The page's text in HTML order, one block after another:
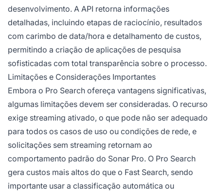
desenvolvimento. A API retorna informações
detalhadas, incluindo etapas de raciocínio, resultados
com carimbo de data/hora e detalhamento de custos,
permitindo a criação de aplicações de pesquisa
sofisticadas com total transparência sobre o processo.
Limitações e Considerações Importantes
Embora o Pro Search ofereça vantagens significativas,
algumas limitações devem ser consideradas. O recurso
exige streaming ativado, o que pode não ser adequado
para todos os casos de uso ou condições de rede, e
solicitações sem streaming retornam ao
comportamento padrão do Sonar Pro. O Pro Search
gera custos mais altos do que o Fast Search, sendo
importante usar a classificação automática ou